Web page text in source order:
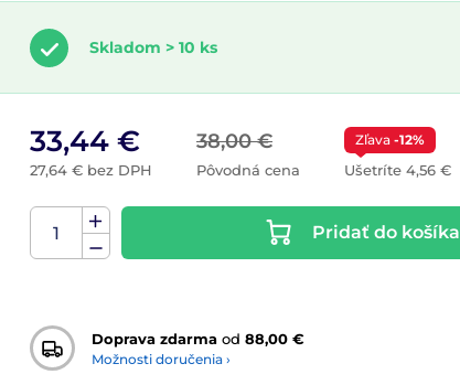
Skladom > 10 ks
38,00 €
Pôvodná cena
33,44 €
27,64 € bez DPH
Zľava -12%
Ušetríte 4,56 €
Pridať do košíka
Doprava zdarma od 88,00 €
Možnosti doručenia ›